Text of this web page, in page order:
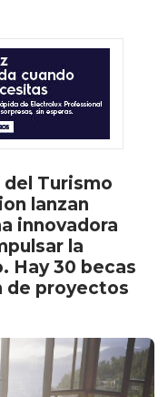
del Turismo
lanzan
innovadora
la
Hay 30 becas
de proyectos